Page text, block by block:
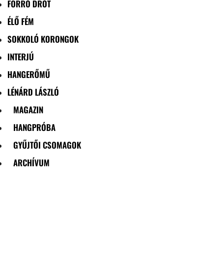
FORRÓ DRÓT
ÉLŐ FÉM
SOKKOLÓ KORONGOK
INTERJÚ
HANGERŐMŰ
LÉNÁRD LÁSZLÓ
MAGAZIN
HANGPRÓBA
GYŰJTŐI CSOMAGOK
ARCHÍVUM